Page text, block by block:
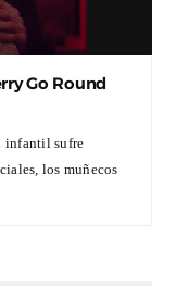
Go Round
infantil sufre
los muñecos